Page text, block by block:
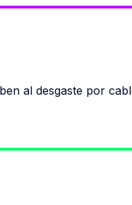
al desgaste por